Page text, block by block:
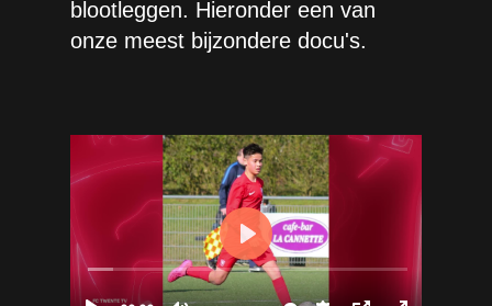
blootleggen. Hieronder een van
onze meest bijzondere docu's.